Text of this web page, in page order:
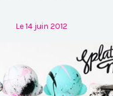
Le 14 juin 2012